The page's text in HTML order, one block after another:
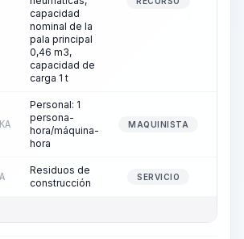
capacidad
nominal de la
pala principal
0,46 m3,
capacidad de
carga 1 t
Personal: 1
persona-
hora/máquina-
hora
MAQUINISTA
Residuos de
construcción
SERVICIO